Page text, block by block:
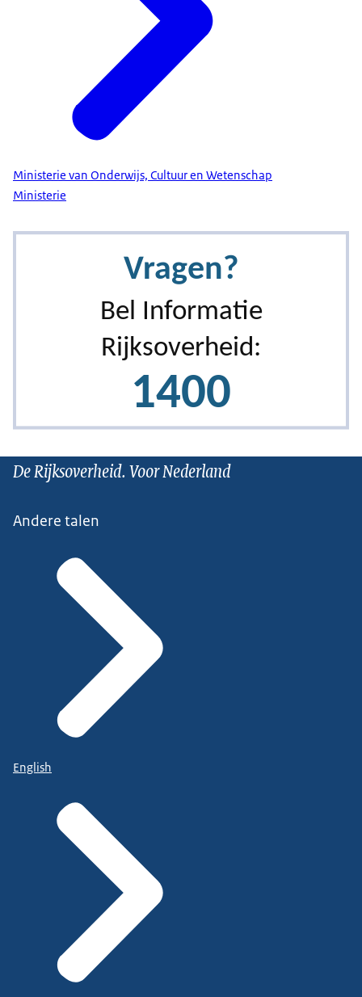
Ministerie van Onderwijs, Cultuur en Wetenschap
Ministerie
De Rijksoverheid. Voor Nederland
Andere talen
English